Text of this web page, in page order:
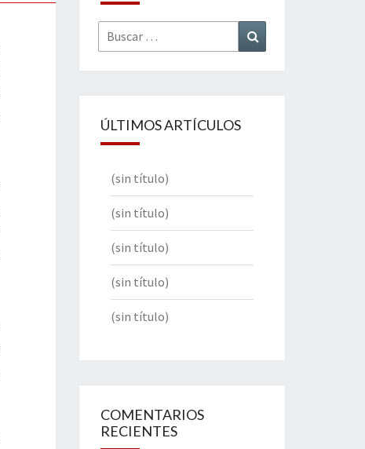
Buscar
por:
ÚLTIMOS ARTÍCULOS
(sin título)
(sin título)
(sin título)
(sin título)
(sin título)
COMENTARIOS
RECIENTES